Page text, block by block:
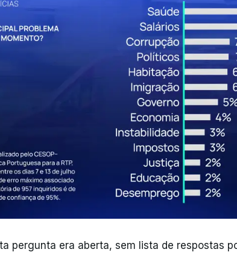
pergunta era aberta, sem lista de respostas